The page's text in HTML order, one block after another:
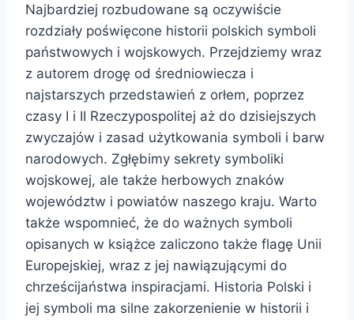
Najbardziej rozbudowane są oczywiście
rozdziały poświęcone historii polskich symboli
państwowych i wojskowych. Przejdziemy wraz
z autorem drogę od średniowiecza i
najstarszych przedstawień z orłem, poprzez
czasy I i II Rzeczypospolitej aż do dzisiejszych
zwyczajów i zasad użytkowania symboli i barw
narodowych. Zgłębimy sekrety symboliki
wojskowej, ale także herbowych znaków
województw i powiatów naszego kraju. Warto
także wspomnieć, że do ważnych symboli
opisanych w książce zaliczono także flagę Unii
Europejskiej, wraz z jej nawiązującymi do
chrześcijaństwa inspiracjami. Historia Polski i
jej symboli ma silne zakorzenienie w historii i